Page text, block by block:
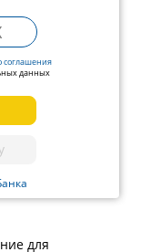
соглашения
данных
для